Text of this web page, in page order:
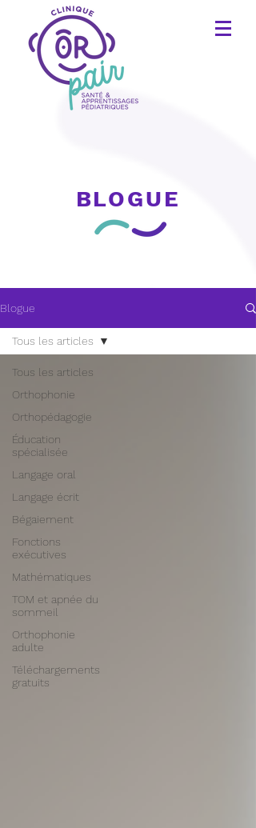
BLOGUE
Blogue
Tous les articles
Orthophonie
Orthopédagogie
Éducation
spécialisée
Langage oral
Langage écrit
Bégaiement
Fonctions
exécutives
Mathématiques
TOM et apnée du
sommeil
Orthophonie
adulte
Téléchargements
gratuits
Tous les articles